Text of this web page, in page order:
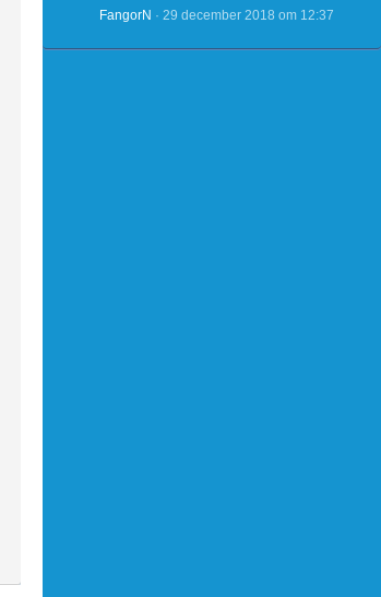
FangorN 29 december 2018 om 12:37